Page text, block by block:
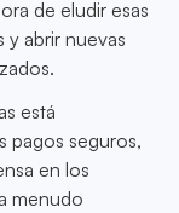
de eludir esas
y abrir nuevas
está
pagos seguros,
en los
menudo